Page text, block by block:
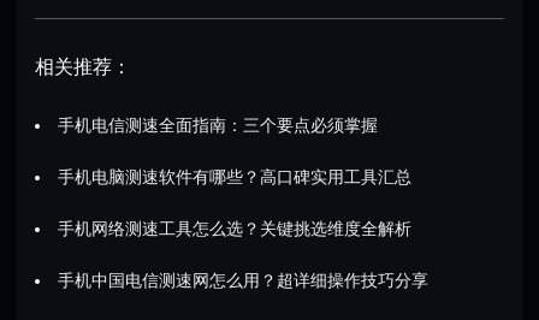
相关推荐：
手机电信测速全面指南：三个要点必须掌握
手机电脑测速软件有哪些？高口碑实用工具汇总
手机网络测速工具怎么选？关键挑选维度全解析
手机中国电信测速网怎么用？超详细操作技巧分享